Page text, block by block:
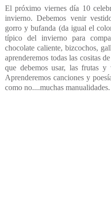
El próximo viernes día 10
invierno. Debemos venir
gorro y bufanda (da igual el
típico del invierno para
chocolate caliente, bizcochos,
aprenderemos todas las cositas
que debemos usar, las frutas y
Aprenderemos canciones y
como no....muchas manualidades.